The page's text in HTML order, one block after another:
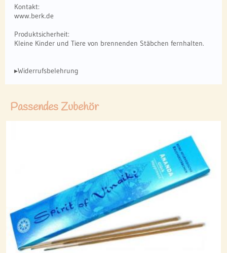
Kontakt:
www.berk.de
Produktsicherheit:
Kleine Kinder und Tiere von brennenden Stäbchen fernhalten.
▸Widerrufsbelehrung
Passendes Zubehör